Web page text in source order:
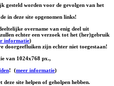
gesteld worden voor de gevolgen van het
in deze site opgenomen links!
overname van enig deel uit
echter een verzoek tot het (her)gebruik
informatie)
doorgeefluiken zijn echter niet toegestaan!
van 1024x768 px.,
! (meer informatie)
site helpen of geholpen hebben.